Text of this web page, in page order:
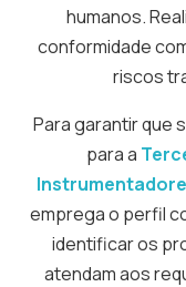
humanos.
conformidade
riscos
Para garantir que
para a
emprega o perfil
identificar os
atendam aos